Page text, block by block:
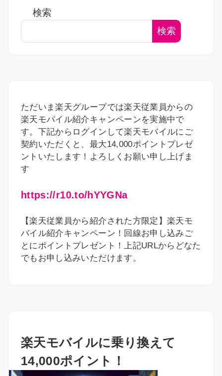
検索
検索
ただいま楽天グループでは楽天従業員からの
楽天モバイル紹介キャンペーンを実施中で
す。下記からログインして楽天モバイルにご
契約いただくと、最大14,000ポイントプレゼ
ントいたします！よろしくお願い申し上げま
す
https://r10.to/hYYGNa
【楽天従業員から紹介された方限定】楽天モ
バイル紹介キャンペーン！回線お申し込みご
とにポイントプレゼント！上記URLからどなた
でもお申し込みいただけます。
楽天モバイルに乗り換えて
14,000ポイント！